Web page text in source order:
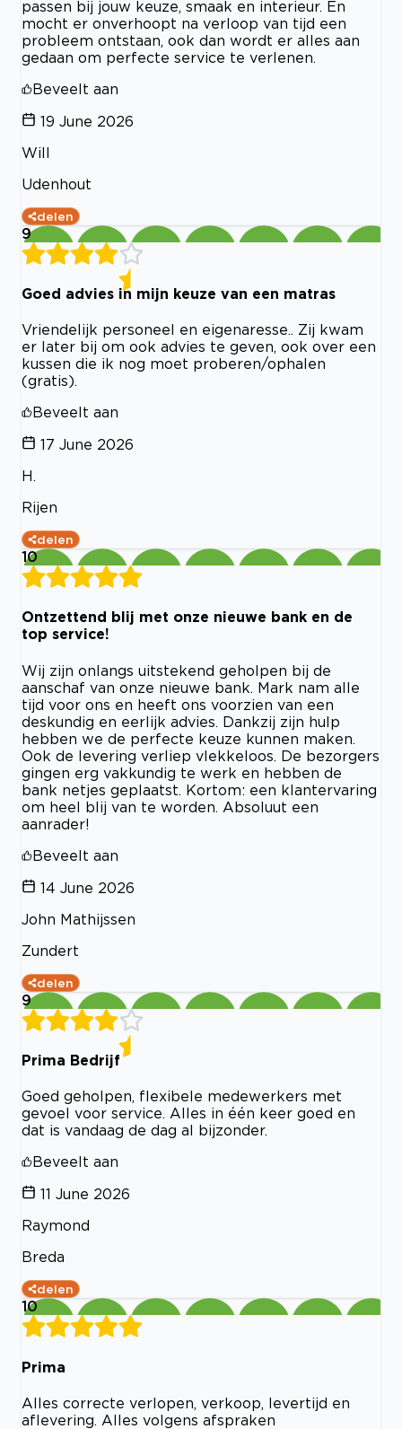
passen bij jouw keuze, smaak en interieur. En
mocht er onverhoopt na verloop van tijd een
probleem ontstaan, ook dan wordt er alles aan
gedaan om perfecte service te verlenen.
Beveelt aan
19 June 2026
Will
Udenhout
delen
9
Goed advies in mijn keuze van een matras
Vriendelijk personeel en eigenaresse.. Zij kwam
er later bij om ook advies te geven, ook over een
kussen die ik nog moet proberen/ophalen
(gratis).
Beveelt aan
17 June 2026
H.
Rijen
delen
10
Ontzettend blij met onze nieuwe bank en de
top service!
Wij zijn onlangs uitstekend geholpen bij de
aanschaf van onze nieuwe bank. Mark nam alle
tijd voor ons en heeft ons voorzien van een
deskundig en eerlijk advies. Dankzij zijn hulp
hebben we de perfecte keuze kunnen maken.
Ook de levering verliep vlekkeloos. De bezorgers
gingen erg vakkundig te werk en hebben de
bank netjes geplaatst. Kortom: een klantervaring
om heel blij van te worden. Absoluut een
aanrader!
Beveelt aan
14 June 2026
John Mathijssen
Zundert
delen
9
Prima Bedrijf
Goed geholpen, flexibele medewerkers met
gevoel voor service. Alles in één keer goed en
dat is vandaag de dag al bijzonder.
Beveelt aan
11 June 2026
Raymond
Breda
delen
10
Prima
Alles correcte verlopen, verkoop, levertijd en
aflevering. Alles volgens afspraken